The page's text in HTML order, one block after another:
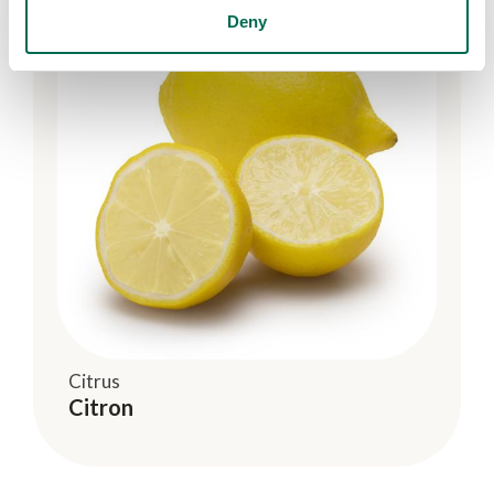
Deny
Citrus
Citron